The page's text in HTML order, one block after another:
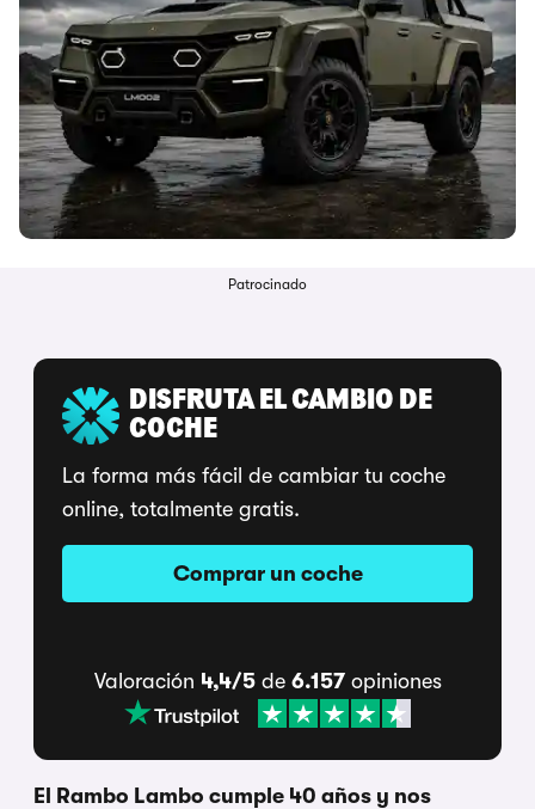
Patrocinado
DISFRUTA EL CAMBIO DE
COCHE
La forma más fácil de cambiar tu coche
online, totalmente gratis.
Comprar un coche
Valoración 4,4/5de 6.157opiniones
El Rambo Lambo cumple 40 años y nos